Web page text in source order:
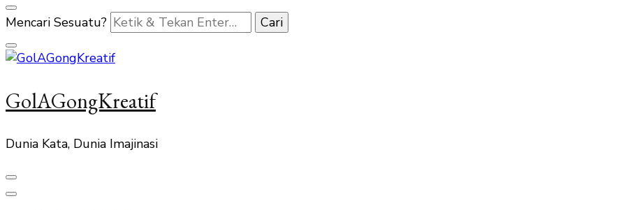
Mencari Sesuatu?
GolAGongKreatif
Dunia Kata, Dunia Imajinasi